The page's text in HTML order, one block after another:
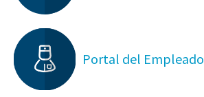
Portal del Empleado